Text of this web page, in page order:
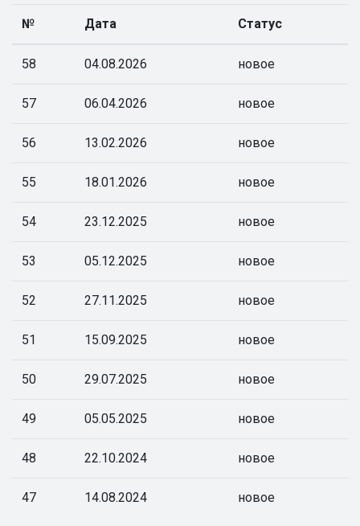
№ Дата Статус
58 04.08.2026 новое
57 06.04.2026 новое
56 13.02.2026 новое
55 18.01.2026 новое
54 23.12.2025 новое
53 05.12.2025 новое
52 27.11.2025 новое
51 15.09.2025 новое
50 29.07.2025 новое
49 05.05.2025 новое
48 22.10.2024 новое
47 14.08.2024 новое